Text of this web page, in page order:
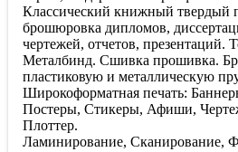
Классический книжный твердый
брошюровка дипломов,
чертежей, отчетов, презентаций.
Металбинд. Сшивка прошивка.
пластиковую и металлическую
Широкоформатная печать:
Постеры, Стикеры, Афиши,
Плоттер.
Ламинирование, Сканирование,